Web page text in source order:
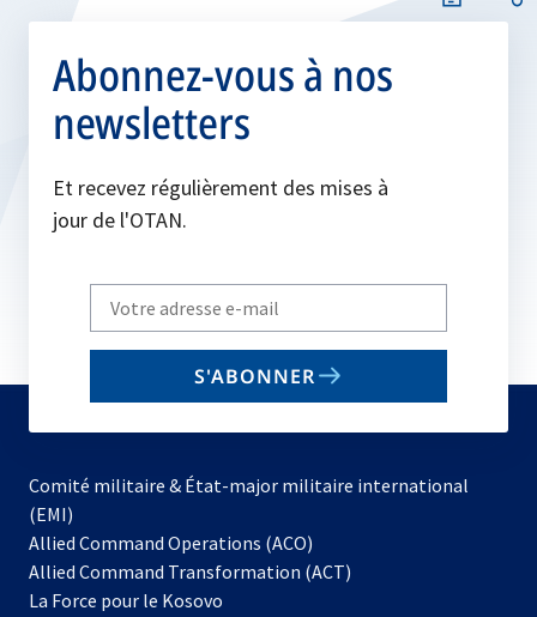
Abonnez-vous à nos
newsletters
Et recevez régulièrement des mises à
jour de l'OTAN.
Write
your
email
S'ABONNER
Comité militaire & État-major militaire international
(EMI)
Allied Command Operations (ACO)
dans
Allied Command Transformation (ACT)
La Force pour le Kosovo